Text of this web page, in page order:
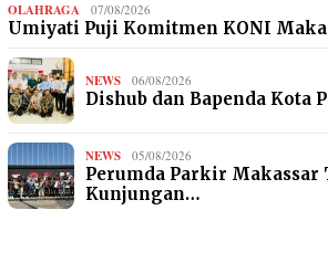
OLAHRAGA 07/08/2026
Umiyati Puji Komitmen KONI
NEWS 06/08/2026
Dishub dan Bapenda Kota
NEWS 05/08/2026
Perumda Parkir Makassar
Kunjungan…